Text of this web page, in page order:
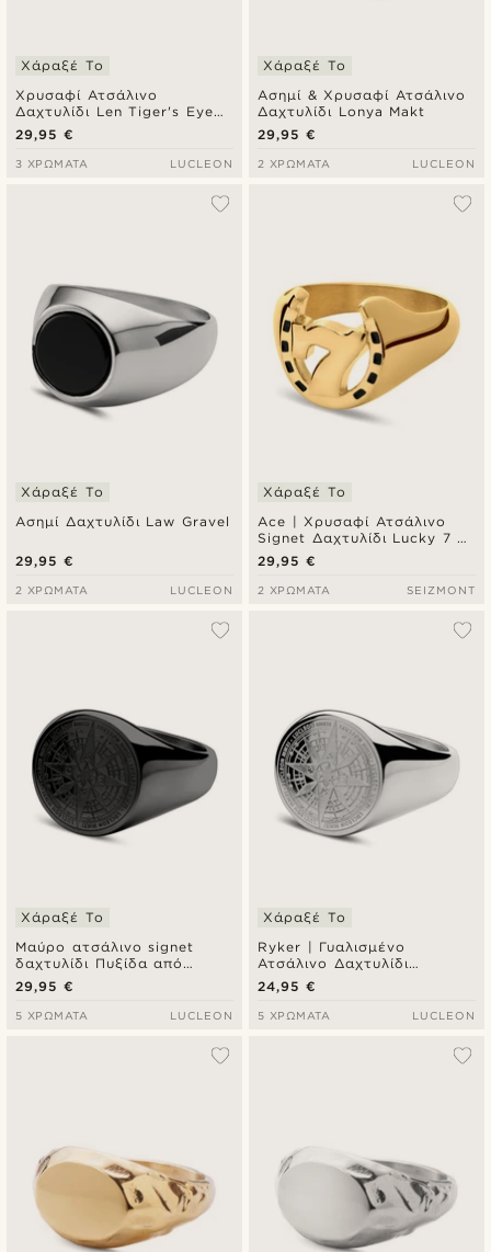
Χρυσαφί Ατσάλινο
Δαχτυλίδι Len Tiger's Eye
Gravel
Χάραξέ Το
29,95 €
3 ΧΡΏΜΑΤΑ LUCLEON
Ασημί & Χρυσαφί Ατσάλινο
Δαχτυλίδι Lonya Makt
Χάραξέ Το
29,95 €
2 ΧΡΏΜΑΤΑ LUCLEON
Ασημί Δαχτυλίδι Law Gravel
Χάραξέ Το
29,95 €
2 ΧΡΏΜΑΤΑ LUCLEON
Ace | Χρυσαφί Ατσάλινο
Signet Δαχτυλίδι Lucky 7 &
Horseshoe
Χάραξέ Το
29,95 €
2 ΧΡΏΜΑΤΑ SEIZMONT
Μαύρο ατσάλινο signet
δαχτυλίδι Πυξίδα από
χειρουργικό ατσάλι
Χάραξέ Το
29,95 €
5 ΧΡΏΜΑΤΑ LUCLEON
Ryker | Γυαλισμένο
Ατσάλινο Δαχτυλίδι
Σφραγίδα (Signet) με
Πυξίδα
Χάραξέ Το
24,95 €
5 ΧΡΏΜΑΤΑ LUCLEON